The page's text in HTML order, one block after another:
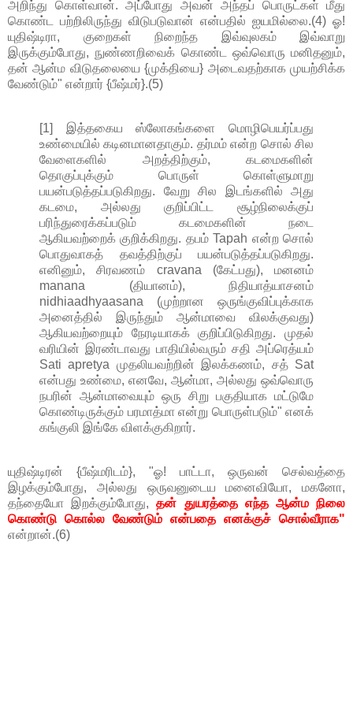
அறிந்து கொள்வான். அப்போது அவன் அந்தப் பொருட்கள் மீது
கொண்ட பற்றிலிருந்து விடுபடுவான் என்பதில் ஐயமில்லை.(4) ஓ!
யுதிஷ்டிரா, குறைகள் நிறைந்த இவ்வுலகம் இவ்வாறு
இருக்கும்போது, நுண்ணறிவைக் கொண்ட ஒவ்வொரு மனிதனும்,
தன் ஆன்ம விடுதலையை {முக்தியை} அடைவதற்காக முயற்சிக்க
வேண்டும்" என்றார் {பீஷ்மர்}.(5)
[1] இத்தகைய ஸ்லோகங்களை மொழிபெயர்ப்பது
உண்மையில் கடினமானதாகும். தர்மம் என்ற சொல் சில
வேளைகளில் அறத்திற்கும், கடமைகளின்
தொகுப்புக்கும் பொருள் கொள்ளுமாறு
பயன்படுத்தப்படுகிறது. வேறு சில இடங்களில் அது
கடமை, அல்லது குறிப்பிட்ட சூழ்நிலைக்குப்
பரிந்துரைக்கப்படும் கடமைகளின் நடை
ஆகியவற்றைக் குறிக்கிறது. தபம் Tapah என்ற சொல்
பொதுவாகத் தவத்திற்குப் பயன்படுத்தப்படுகிறது.
எனினும், சிரவணம் cravana (கேட்பது), மனனம்
manana (தியானம்), நிதியாத்யாசனம்
nidhiaadhyaasana (முற்றான ஒருங்குவிப்புக்காக
அனைத்தில் இருந்தும் ஆன்மாவை விலக்குவது)
ஆகியவற்றையும் நேரடியாகக் குறிப்பிடுகிறது. முதல்
வரியின் இரண்டாவது பாதியில்வரும் சதி அப்ரெத்யம்
Sati apretya முதலியவற்றின் இலக்கணம், சத் Sat
என்பது உண்மை, எனவே, ஆன்மா, அல்லது ஒவ்வொரு
நபரின் ஆன்மாவையும் ஒரு சிறு பகுதியாக மட்டுமே
கொண்டிருக்கும் பரமாத்மா என்று பொருள்படும்" எனக்
கங்குலி இங்கே விளக்குகிறார்.
யுதிஷ்டிரன் {பீஷ்மரிடம்}, "ஓ! பாட்டா, ஒருவன் செல்வத்தை
இழக்கும்போது, அல்லது ஒருவனுடைய மனைவியோ, மகனோ,
தந்தையோ இறக்கும்போது,தன் துயரத்தை எந்த ஆன்ம நிலை
கொண்டு கொல்ல வேண்டும் என்பதை எனக்குச் சொல்வீராக"
என்றான்.(6)